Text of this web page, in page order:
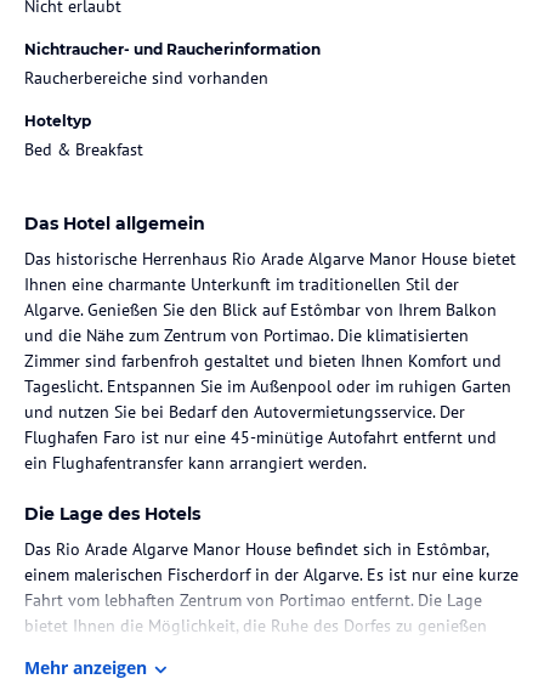
Nicht erlaubt
Nichtraucher- und Raucherinformation
Raucherbereiche sind vorhanden
Hoteltyp
Bed & Breakfast
Das Hotel allgemein
Das historische Herrenhaus Rio Arade Algarve Manor House bietet
Ihnen eine charmante Unterkunft im traditionellen Stil der
Algarve. Genießen Sie den Blick auf Estômbar von Ihrem Balkon
und die Nähe zum Zentrum von Portimao. Die klimatisierten
Zimmer sind farbenfroh gestaltet und bieten Ihnen Komfort und
Tageslicht. Entspannen Sie im Außenpool oder im ruhigen Garten
und nutzen Sie bei Bedarf den Autovermietungsservice. Der
Flughafen Faro ist nur eine 45-minütige Autofahrt entfernt und
ein Flughafentransfer kann arrangiert werden.
Die Lage des Hotels
Das Rio Arade Algarve Manor House befindet sich in Estômbar,
einem malerischen Fischerdorf in der Algarve. Es ist nur eine kurze
Fahrt vom lebhaften Zentrum von Portimao entfernt. Die Lage
bietet Ihnen die Möglichkeit, die Ruhe des Dorfes zu genießen
Mehr anzeigen